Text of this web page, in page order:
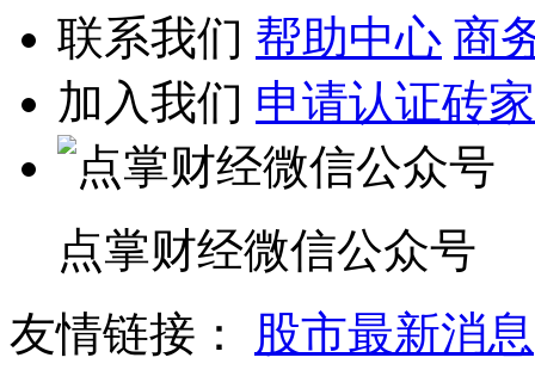
联系我们 帮助中心 商
加入我们 申请认证砖家
点掌财经微信公众号
友情链接：
股市最新消息